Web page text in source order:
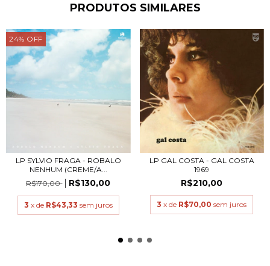
PRODUTOS SIMILARES
24% OFF
LP SYLVIO FRAGA - ROBALO
NENHUM (CREME/A...
R$170,00
R$130,00
3 x de R$43,33 sem juros
LP GAL COSTA - GAL COSTA
1969
R$210,00
3 x de R$70,00 sem juros